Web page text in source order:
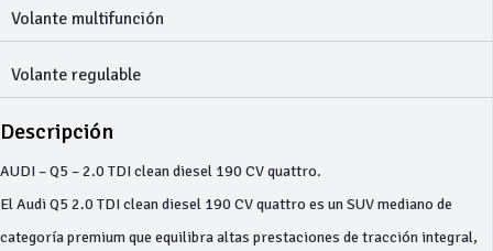
Volante multifunción
Volante regulable
Descripción
AUDI – Q5 – 2.0 TDI clean diesel 190 CV quattro.
El Audi Q5 2.0 TDI clean diesel 190 CV quattro es un SUV mediano de
categoría premium que equilibra altas prestaciones de tracción integral,